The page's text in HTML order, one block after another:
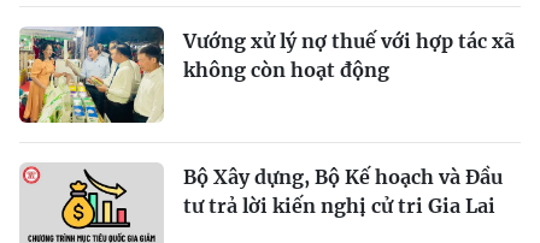
Vướng xử lý nợ thuế với hợp tác xã
không còn hoạt động
Bộ Xây dựng, Bộ Kế hoạch và Đầu
tư trả lời kiến nghị cử tri Gia Lai